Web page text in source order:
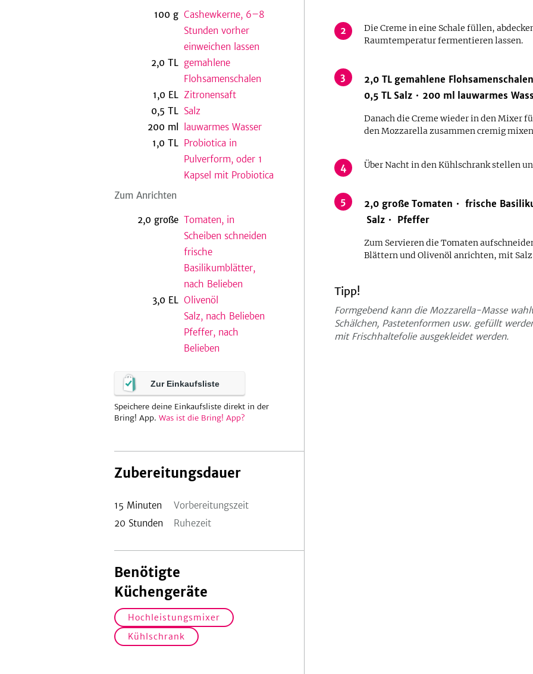
100 g Cashewkerne, 6–8
Stunden vorher
einweichen lassen
2,0 TL gemahlene
Flohsamenschalen
1,0 EL Zitronensaft
0,5 TL Salz
200 ml
lauwarmes Wasser
1,0 TL Probiotica in
Pulverform, oder 1
Kapsel mit Probiotica
Zum Anrichten
2,0 große Tomaten, in
Scheiben schneiden
frische
Basilikumblätter,
nach Belieben
3,0 EL Olivenöl
Salz, nach Belieben
Pfeffer, nach
Belieben
Zur Einkaufsliste
Speichere deine Einkaufsliste direkt in der
Bring! App. Was ist die Bring! App?
Zubereitungsdauer
15 Minuten
Vorbereitungszeit
20 Stunden Ruhezeit
Benötigte
Küchengeräte
Hochleistungsmixer
Kühlschrank
2
Die Creme in eine Schale füllen,
Raumtemperatur fermentieren lassen.
3 2,0 TL gemahlene Flohsamenschalen
0,5 TL Salz 200 ml lauwarmes
Danach die Creme wieder in den Mixer
den Mozzarella zusammen cremig
4 Über Nacht in den Kühlschrank stellen
5 2,0 große Tomaten frische
Salz
Pfeffer
Zum Servieren die Tomaten
Blättern und Olivenöl anrichten, mit
Tipp!
Formgebend kann die Mozzarella-Masse
Schälchen, Pastetenformen usw. gefüllt
mit Frischhaltefolie ausgekleidet werden.